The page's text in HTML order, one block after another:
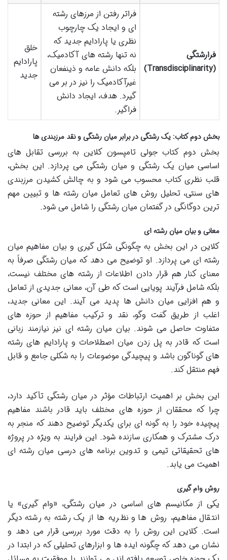
فرارشتگی
(Transdisciplinarity)
فراتر رفتن از مرزهای رشته
ای و ایجاد یک چارچوب
نظری یا پارادایم جدید که
نه تنها رشته های آکادمیک،
بلکه دانش عامه و ذینفعان
غیرآکادمیک را نیز در بر می
گیرد. هدف، ایجاد دانش
فراگیر.
خلق
پارادایم
جدید
بخش دوم کتاب: یک رشتگی در برابر میان رشتگی و نقد مرزبندی ها
بخش دوم کتاب جولی تامپسون کلاین به بررسی تقابل های
اساسی میان یک رشتگی و میان رشتگی می پردازد. این بخش،
قلب نظری کتاب محسوب می شود و به چالش کشیدن مرزبندی
های سنتی، تحلیل روش های تعامل میان رشته ها و تبیین مهم
ترین دوگانگی در گفتمان میان رشتگی را شامل می شود.
معانی و بیان میان رشته ای
کلاین در این بخش به چگونگی شکل گیری و بیان مفاهیم میان
رشته ای می پردازد. او توضیح می دهد که میان رشتگی صرفاً به
معنای کنار هم قرار دادن اطلاعات از رشته های مختلف نیست،
بلکه شامل فرآیند پویایی است که طی آن، معانی جدیدی از تعامل
و هم افزایی میان دانش ها پدید می آیند. این معانی جدید،
اغلب از طریق گفت وگو، نقد و ترکیب مفاهیم از حوزه های
متفاوت حاصل می شوند. بیان میان رشته ای نیز نیازمند زبانی
است که قادر به پل زدن میان اصطلاحات و پارادایم های رشته
های گوناگون باشد و پیچیدگی موضوعات را به شکلی جامع و قابل
فهم منتقل کند.
این بخش بر اهمیت ارتباطات مؤثر در میان رشتگی تأکید دارد،
چرا که محققان از حوزه های مختلف باید قادر باشند مفاهیم
پیچیده خود را به گونه ای برای یکدیگر توضیح دهند که منجر به
درک مشترک و همکاری سازنده شود. این فرایند به ویژه در پروژه
های تحقیقاتی تیمی و تدوین برنامه های درسی میان رشته ای
اهمیت می یابد.
روش وام گیری
یکی از مکانیسم های اساسی در میان رشتگی، «وام گیری» یا
انتقال مفاهیم، روش ها و نظریه ها از یک رشته به رشته دیگر
است. کلاین این روش را به دقت مورد بررسی قرار می دهد و
نشان می دهد که چگونه ایده ها و ابزارهای تحلیلی که در ابتدا در